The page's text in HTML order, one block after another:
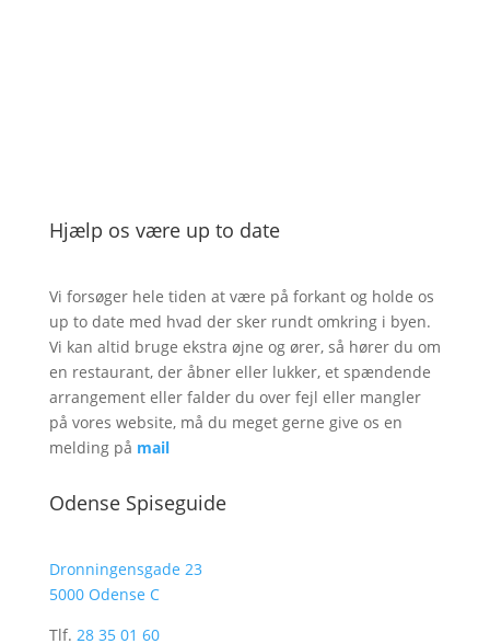
Hjælp os være up to date
Vi forsøger hele tiden at være på forkant og holde os
up to date med hvad der sker rundt omkring i byen.
Vi kan altid bruge ekstra øjne og ører, så hører du om
en restaurant, der åbner eller lukker, et spændende
arrangement eller falder du over fejl eller mangler
på vores website, må du meget gerne give os en
melding på mail
Odense Spiseguide
Dronningensgade 23
5000 Odense C
Tlf. 28 35 01 60